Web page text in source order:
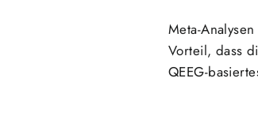
Meta-
Vorteil, dass
QEEG-